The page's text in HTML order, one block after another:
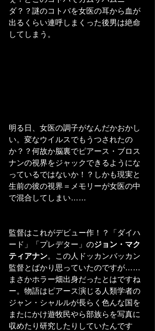
ダ？？謎のコトバを女医の耳から血が
出るくらい連呼しまくった後男は絶命
してしまう。
明る日、女医の調子がなんだかおかし
い。変なウイルスでもうつされたの
か？？何故か脳裏でピアース・ブロス
ナンの視界をジャックできるようにな
っているではないか！？しかも現実と
生前の彼の視界＝メモリーが女医の中
で混合してしまい……
監督はこれがデビュー作！？「ダイハ
ード」「プレデター」のジョン・マク
ティアナン。この人ドッカンバッカン
監督とばかり思っていたのですが……
まさかホラー畑出身だったとはですね
ー。物語はピアース演じる人類学者の
ジャン・シャルルが長らく色んな国を
またにかけ遊牧民やら部族らを写真に
収めたり研究したりしていたんです